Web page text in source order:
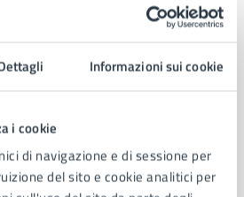
Informazioni sui cookie
i cookie
di navigazione e di sessione per
del sito e cookie analitici per